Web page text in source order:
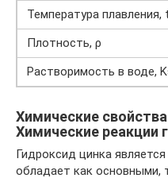
Температура плавления,
Плотность, ρ
Растворимость в воде,
Химические
Химические реакции
Гидроксид цинка
обладает как основными,